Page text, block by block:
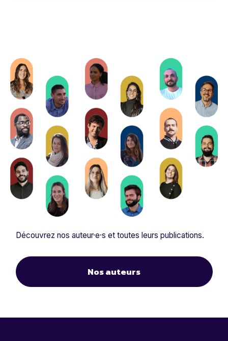
Découvrez nos auteur·e·s et toutes leurs publications.
Nos auteurs